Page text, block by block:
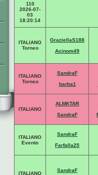
110
2026-07-
03
18:20:14
ITALIANO
Torneo
GraziellaS188
Acinom49
ITALIANO
Torneo
SandraF
barba1
ITALIANO
ALMKTAR
SandraF
ITALIANO
Evento
SandraF
Farfalla25
ITALIANO
SandraF